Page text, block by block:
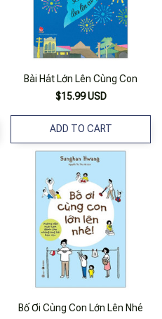
Bài Hát Lớn Lên Cùng Con
$15.99 USD
ADD TO CART
Bố Ơi Cùng Con Lớn Lên Nhé